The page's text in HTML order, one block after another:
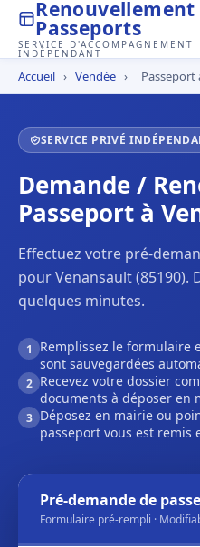
Renouvellement
Passeports
SERVICE D'ACCOMPAGNEMENT
INDÉPENDANT
Accueil › Vendée › Passeport
SERVICE PRIVÉ
Demande /
Passeport à
Effectuez votre pré-
pour Venansault (85190).
quelques minutes.
1
Remplissez le
sont sauvegardées
2 Recevez votre dossier
documents à déposer en
3 Déposez en mairie ou
passeport vous est remis
Pré-demande de
Formulaire pré-rempli ·